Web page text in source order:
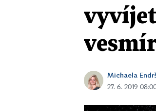
Michaela
27. 6. 2019